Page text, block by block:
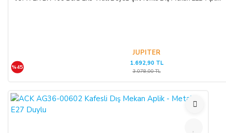
JUPITER
%45
1.692,90 TL
3.078,00 TL